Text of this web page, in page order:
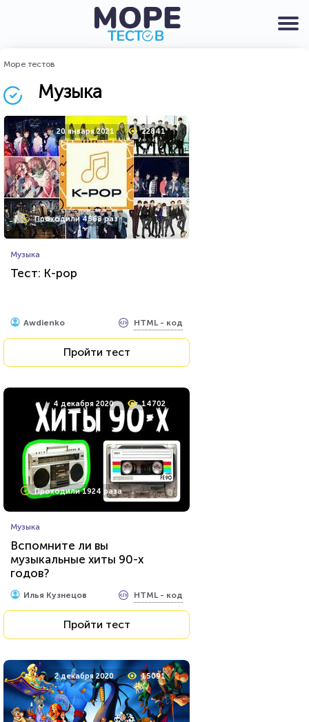
Море тестов
Музыка
20 января 2021 22841
Проходили 4568 раз
Музыка
Тест: K-pop
Awdienko HTML - код
Пройти тест
4 декабря 2020 14702
Проходили 1924 раза
Музыка
Вспомните ли вы
музыкальные хиты 90-х
годов?
Илья Кузнецов HTML - код
Пройти тест
2 декабря 2020 15091